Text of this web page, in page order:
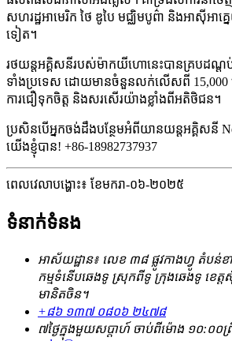
សហរដ្ឋអាមេរិក ថៃ ឌូបៃ មជ្ឈិមបូព៌ា និងអាស៊ីអាគ្
ទៀត។
រថយន្តអគ្គិសនីរបស់ម៉ាកយីហោនេះបានគ្របដណ្ត
ទាំងប្រទេស ដោយមានចំនួនលក់លើសពី
ការជឿទុកចិត្ត និងសរសើរយ៉ាងខ្លាំងពីអតិថិជន។
ប្រសិនបើអ្នកចង់ដឹងបន្ថែមអំពីយានយន្តអគ្គិសនី
យើងខ្ញុំបាន! +86-18982737937
ពេលវេលាបង្ហោះ៖ ខែមករា-០៦-២០២៥
ទំនាក់ទំនង
អាស័យដ្ឋាន៖ លេខ ៣៨ ផ្លូវកាងហ្វូ តំបន់
កម្មទំនើបឆេងទូ ស្រុកពីទូ ក្រុងឆេងទូ ខេត្
មានិតចិន។
+៨៦ ១៣៧ ០៨០៦ ២៤៧៨
៧ថ្ងៃក្នុងមួយសប្តាហ៍ ចាប់ពីម៉ោង ១០:០០